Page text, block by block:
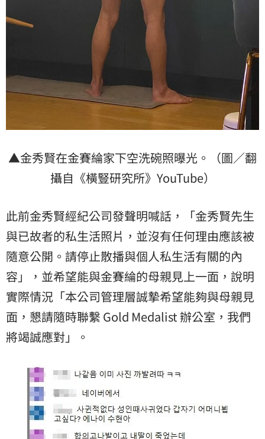
▲金秀賢在金賽綸家下空洗碗照曝光。（圖／翻
攝自《橫豎研究所》YouTube）
此前金秀賢經紀公司發聲明喊話，「金秀賢先生
與已故者的私生活照片，並沒有任何理由應該被
隨意公開。請停止散播與個人私生活有關的內
容」，並希望能與金賽綸的母親見上一面，說明
實際情況「本公司管理層誠摯希望能夠與母親見
面，懇請隨時聯繫 Gold Medalist 辦公室，我們
將竭誠應對」。